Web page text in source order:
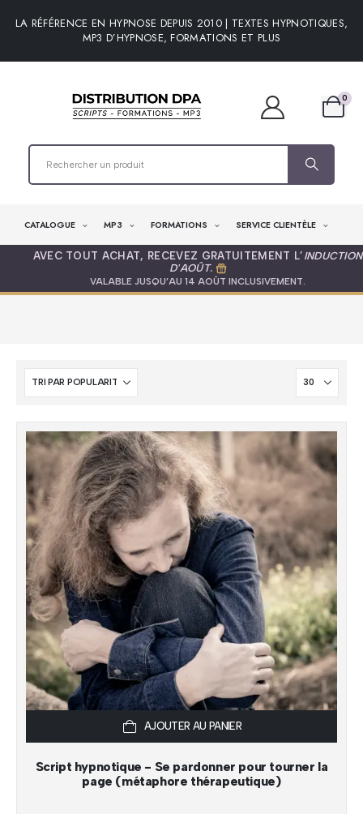
LA RÉFÉRENCE EN HYPNOSE DEPUIS 2010 | TEXTES HYPNOTIQUES,
MP3 D’HYPNOSE, FORMATIONS ET PLUS
0
CATALOGUE MP3 FORMATIONS SERVICE CLIENTÈLE
AVEC TOUT ACHAT, RECEVEZ GRATUITEMENT L’ INDUCTION
D'AOÛT.
VALABLE JUSQU’AU 14 AOÛT INCLUSIVEMENT.
AJOUTER AU PANIER
Script hypnotique - Se pardonner pour tourner la
page (métaphore thérapeutique)